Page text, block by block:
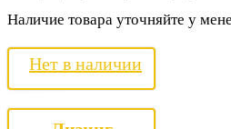
Наличие товара уточняйте у
Нет в наличии